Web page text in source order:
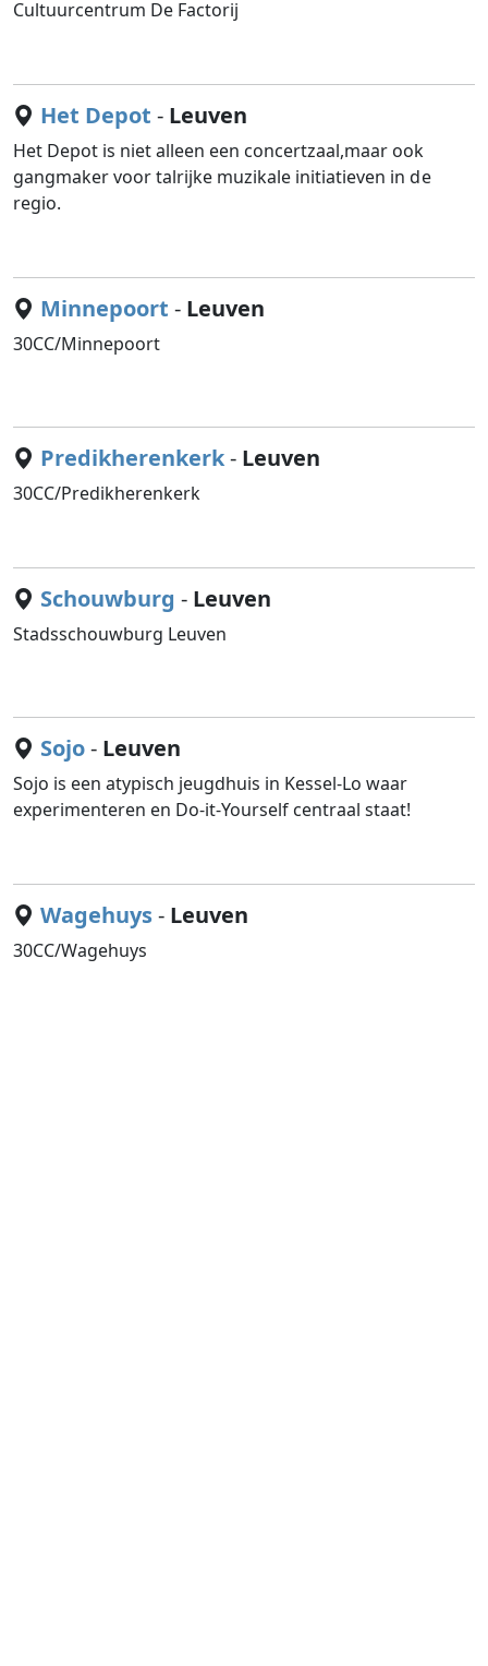
Cultuurcentrum De Factorij
Het Depot - Leuven
Het Depot is niet alleen een concertzaal,maar ook
gangmaker voor talrijke muzikale initiatieven in de
regio.
Minnepoort - Leuven
30CC/Minnepoort
Predikherenkerk- Leuven
30CC/Predikherenkerk
Schouwburg - Leuven
Stadsschouwburg Leuven
Sojo- Leuven
Sojo is een atypisch jeugdhuis in Kessel-Lo waar
experimenteren en Do-it-Yourself centraal staat!
Wagehuys- Leuven
30CC/Wagehuys